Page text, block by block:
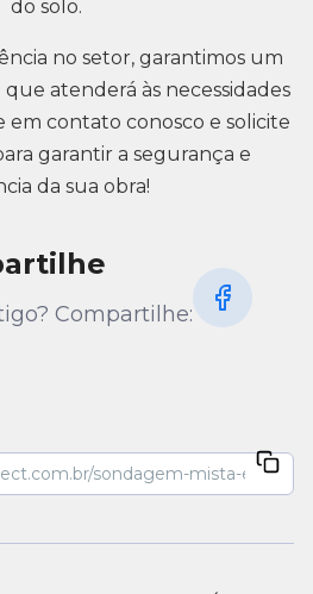
do solo.
no setor, garantimos um
atenderá às necessidades
contato conosco e solicite
garantir a segurança e
da sua obra!
Compartilhe: